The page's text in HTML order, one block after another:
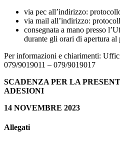
via pec all’indirizzo:
via mail all’indirizzo:
consegnata a mano presso
durante gli orari di apertura al
Per informazioni e chiarimenti:
079/9019011 – 079/9019017
SCADENZA PER LA
ADESIONI
14 NOVEMBRE 2023
Allegati